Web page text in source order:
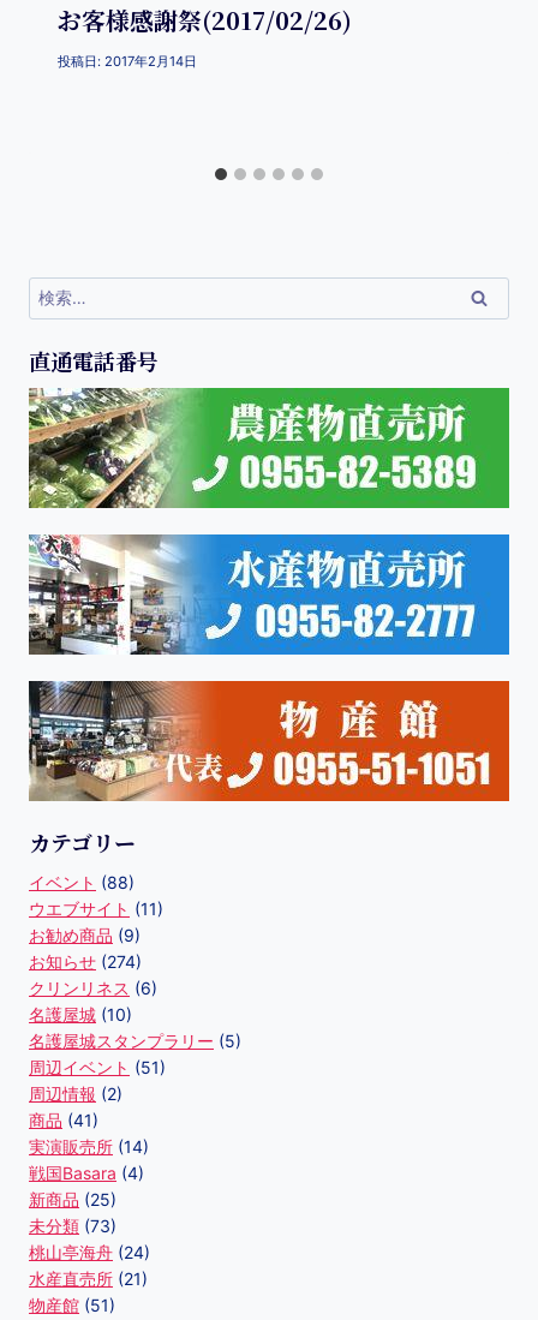
お客様感謝祭(2017/02/26)
投稿日: 2017年2月14日
直通電話番号
カテゴリー
イベント (88)
ウエブサイト (11)
お勧め商品 (9)
お知らせ (274)
クリンリネス (6)
名護屋城 (10)
名護屋城スタンプラリー (5)
周辺イベント (51)
周辺情報 (2)
商品 (41)
実演販売所 (14)
戦国Basara (4)
新商品 (25)
未分類 (73)
桃山亭海舟 (24)
水産直売所 (21)
物産館 (51)